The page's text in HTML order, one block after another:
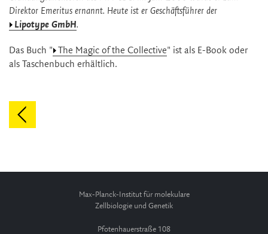
Direktor Emeritus ernannt. Heute ist er Geschäftsführer der
Lipotype GmbH.
Das Buch " The Magic of the Collective" ist als E-Book oder
als Taschenbuch erhältlich.
Max-Planck-Institut für molekulare
Zellbiologie und Genetik
Pfotenhauerstraße 108